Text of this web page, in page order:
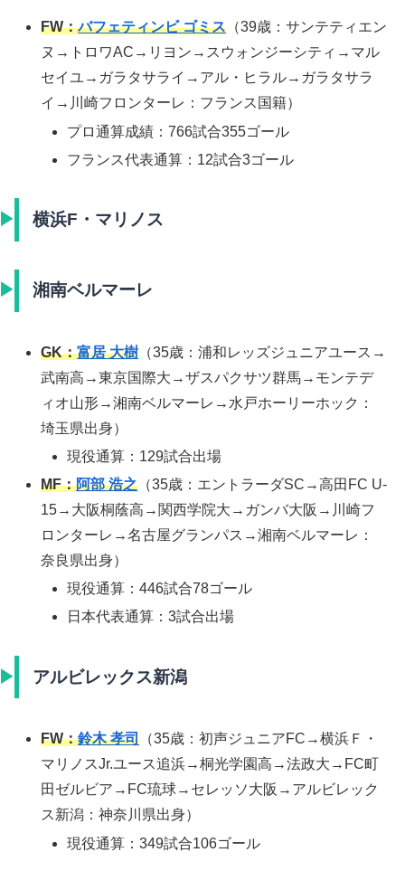
FW：バフェティンビ ゴミス （39歳：サンテティエン
ヌ→トロワAC→リヨン→スウォンジーシティ→マル
セイユ→ガラタサライ→アル・ヒラル→ガラタサラ
イ→川崎フロンターレ：フランス国籍）
プロ通算成績：766試合355ゴール
フランス代表通算：12試合3ゴール
横浜F・マリノス
湘南ベルマーレ
GK：富居 大樹 （35歳：浦和レッズジュニアユース→
武南高→東京国際大→ザスパクサツ群馬→モンテデ
ィオ山形→湘南ベルマーレ→水戸ホーリーホック：
埼玉県出身）
現役通算：129試合出場
MF：阿部 浩之 （35歳：エントラーダSC→高田FC U-
15→大阪桐蔭高→関西学院大→ガンバ大阪→川崎フ
ロンターレ→名古屋グランパス→湘南ベルマーレ：
奈良県出身）
現役通算：446試合78ゴール
日本代表通算：3試合出場
アルビレックス新潟
FW：鈴木 孝司 （35歳：初声ジュニアFC→横浜Ｆ・
マリノスJr.ユース追浜→桐光学園高→法政大→FC町
田ゼルビア→FC琉球→セレッソ大阪→アルビレック
ス新潟：神奈川県出身）
現役通算：349試合106ゴール